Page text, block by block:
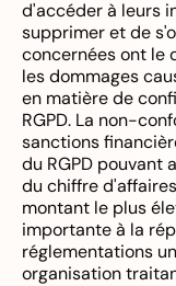
d'accéder à leurs
supprimer et de
concernées ont le
les dommages
en matière de
RGPD. La non-
sanctions
du RGPD pouvant
du chiffre
montant le plus
importante à la
réglementations
organisation